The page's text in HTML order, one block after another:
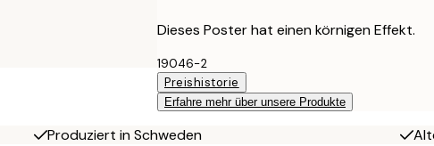
Dieses Poster hat einen körnigen Effekt.
19046-2
Preishistorie
Erfahre mehr über unsere Produkte
Produziert in Schweden